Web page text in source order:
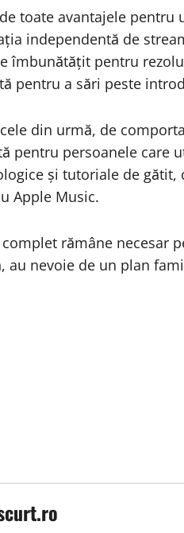
toate avantajele
independentă de
îmbunătățit pentru
pentru a sări peste
din urmă, de
pentru persoanele care
și tutoriale de
Apple Music.
rămâne necesar
au nevoie de un plan